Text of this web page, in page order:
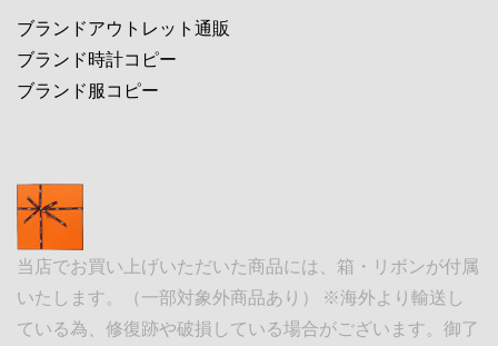
ブランドアウトレット通販
ブランド時計コピー
ブランド服コピー
当店でお買い上げいただいた商品には、箱・リボンが付属
いたします。（一部対象外商品あり） ※海外より輸送し
ている為、修復跡や破損している場合がございます。御了